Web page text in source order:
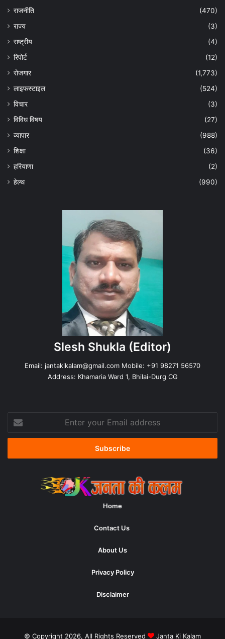
राजनीति
(470)
राज्य
(3)
राष्ट्रीय
(4)
रिपोर्ट
(12)
रोजगार
(1,773)
लाइफस्टाइल
(524)
विचार
(3)
विविध विषय
(27)
व्यापार
(988)
शिक्षा
(36)
हरियाणा
(2)
हेल्‍थ
(990)
Slesh Shukla (Editor)
Email: jantakikalam@gmail.com Mobile: +91 98271 56570
Address: Khamaria Ward 1, Bhilai-Durg CG
your
Email
Home
Contact Us
About Us
Privacy Policy
Disclaimer
© Copyright 2026, All Rights Reserved Janta Ki Kalam